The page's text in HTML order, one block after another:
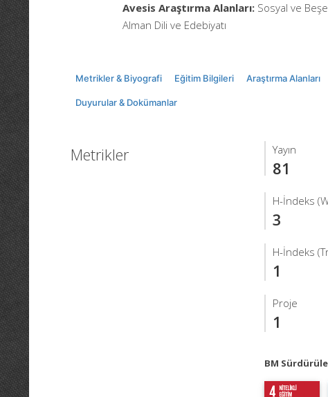
Avesis Araştırma Alanları: Sosyal ve
Alman Dili ve Edebiyatı
Metrikler & Biyografi Eğitim Bilgileri Araştırma Alanları
Duyurular & Dokümanlar
Metrikler Yayın
81
H-İndeks
3
H-İndeks
1
Proje
1
BM